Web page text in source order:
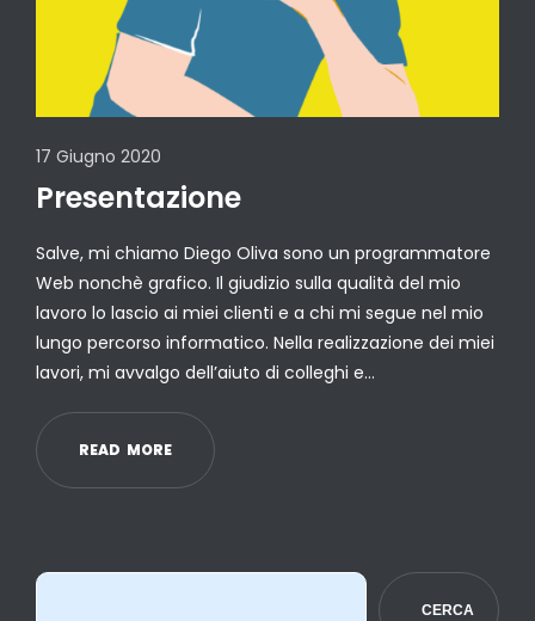
17 Giugno 2020
Presentazione
Salve, mi chiamo Diego Oliva sono un programmatore
Web nonchè grafico. Il giudizio sulla qualità del mio
lavoro lo lascio ai miei clienti e a chi mi segue nel mio
lungo percorso informatico. Nella realizzazione dei miei
lavori, mi avvalgo dell’aiuto di colleghi e…
READ MORE
CERCA